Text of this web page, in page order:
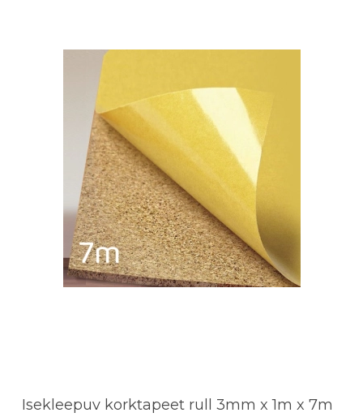
Isekleepuv korktapeet rull 3mm x 1m x 7m